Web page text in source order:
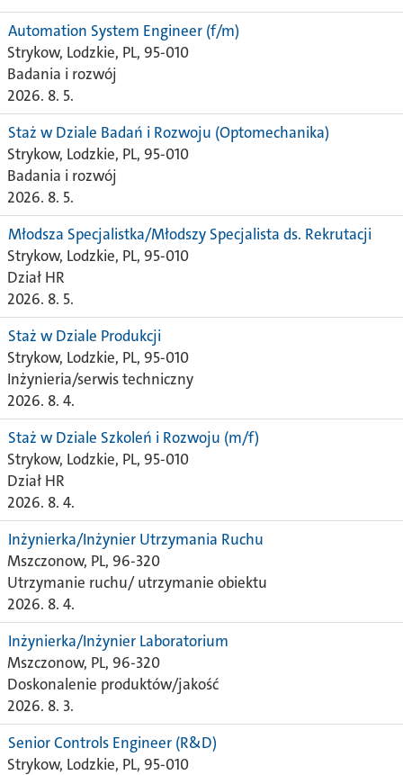
Automation System Engineer (f/m)
Strykow, Lodzkie, PL, 95-010
Badania i rozwój
2026. 8. 5.
Staż w Dziale Badań i Rozwoju (Optomechanika)
Strykow, Lodzkie, PL, 95-010
Badania i rozwój
2026. 8. 5.
Młodsza Specjalistka/Młodszy Specjalista ds. Rekrutacji
Strykow, Lodzkie, PL, 95-010
Dział HR
2026. 8. 5.
Staż w Dziale Produkcji
Strykow, Lodzkie, PL, 95-010
Inżynieria/serwis techniczny
2026. 8. 4.
Staż w Dziale Szkoleń i Rozwoju (m/f)
Strykow, Lodzkie, PL, 95-010
Dział HR
2026. 8. 4.
Inżynierka/Inżynier Utrzymania Ruchu
Mszczonow, PL, 96-320
Utrzymanie ruchu/ utrzymanie obiektu
2026. 8. 4.
Inżynierka/Inżynier Laboratorium
Mszczonow, PL, 96-320
Doskonalenie produktów/jakość
2026. 8. 3.
Senior Controls Engineer (R&D)
Strykow, Lodzkie, PL, 95-010